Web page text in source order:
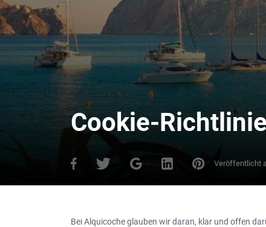
Cookie-Richtlinie
Veröffentlicht
Bei Alquicoche glauben wir daran, klar und offen